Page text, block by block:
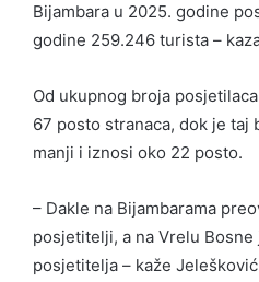
Bijambara u 2025. godine
godine 259.246 turista –
Od ukupnog broja
67 posto stranaca, dok je taj
manji i iznosi oko 22 posto.
– Dakle na Bijambarama
posjetitelji, a na Vrelu
posjetitelja – kaže